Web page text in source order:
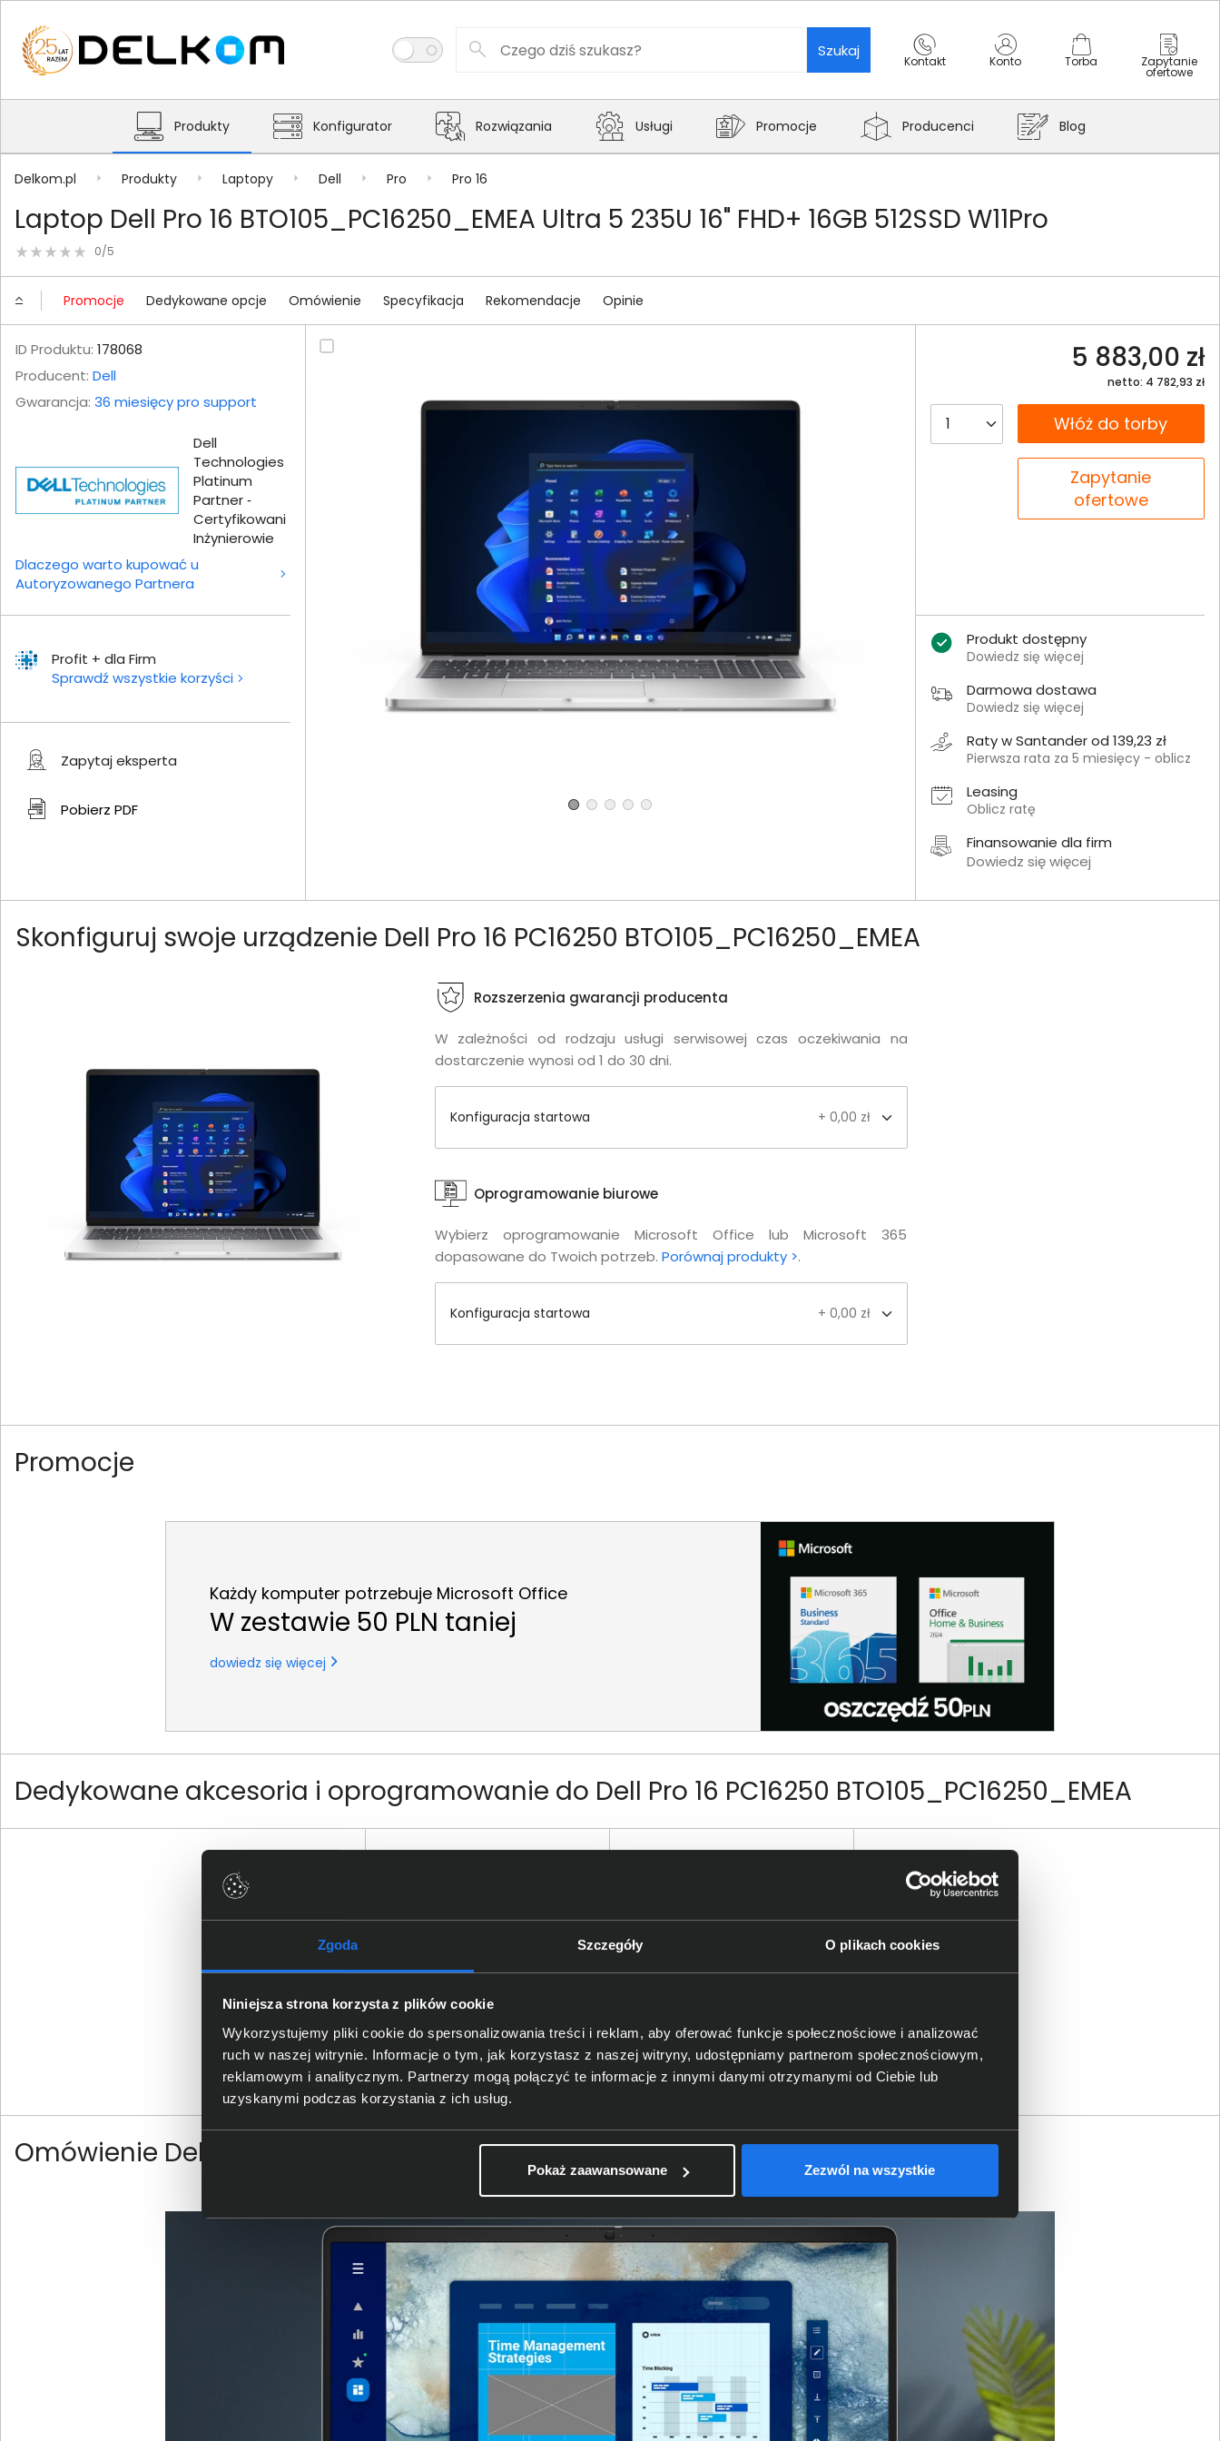
Zgoda Szczegóły O plikach cookies
Niniejsza strona korzysta z plików cookie
Wykorzystujemy pliki cookie do spersonalizowania treści i reklam, aby oferować funkcje społecznościowe i analizować
ruch w naszej witrynie. Informacje o tym, jak korzystasz z naszej witryny, udostępniamy partnerom społecznościowym,
reklamowym i analitycznym. Partnerzy mogą połączyć te informacje z innymi danymi otrzymanymi od Ciebie lub
uzyskanymi podczas korzystania z ich usług.
Pokaż zaawansowane Zezwól na wszystkie
Szukaj
Kontakt Konto Torba Zapytanie
ofertowe
Produkty Konfigurator Rozwiązania Usługi Promocje Producenci Blog
Delkom.pl Produkty Laptopy Dell Pro Pro 16
Laptop Dell Pro 16 BTO105_PC16250_EMEA Ultra 5 235U 16" FHD+ 16GB 512SSD W11Pro
0/5
Promocje Dedykowane opcje Omówienie Specyfikacja Rekomendacje Opinie
ID Produktu: 178068
Producent: Dell
Gwarancja: 36 miesięcy pro support
Dell
Technologies
Platinum
Partner ‑
Certyfikowani
Inżynierowie
Dlaczego warto kupować u
Autoryzowanego Partnera
Profit + dla Firm
Sprawdź wszystkie korzyści
Zapytaj eksperta
Pobierz PDF
5 883,00 zł
netto: 4 782,93 zł
__B2C.PRODUCT.QUANTITY
__B2C.PRODUCT.QUANTITY
Włóż do torby
Zapytanie
ofertowe
Produkt dostępny
Dowiedz się więcej
Darmowa dostawa
Dowiedz się więcej
Raty w Santander od 139,23 zł
Pierwsza rata za 5 miesięcy - oblicz
Leasing
Oblicz ratę
Finansowanie dla firm
Dowiedz się więcej
Skonfiguruj swoje urządzenie Dell Pro 16 PC16250 BTO105_PC16250_EMEA
Rozszerzenia gwarancji producenta
W zależności od rodzaju usługi serwisowej czas oczekiwania na
dostarczenie wynosi od 1 do 30 dni.
Konfiguracja startowa + 0,00 zł
Oprogramowanie biurowe
Wybierz oprogramowanie Microsoft Office lub Microsoft 365
dopasowane do Twoich potrzeb. Porównaj produkty >.
Konfiguracja startowa + 0,00 zł
Promocje
Każdy komputer potrzebuje Microsoft Office
W zestawie 50 PLN taniej
dowiedz się więcej
Dedykowane akcesoria i oprogramowanie do Dell Pro 16 PC16250 BTO105_PC16250_EMEA
WD25Z 210-BTJB
839,00 zł
netto: 682,11 zł
OPT015/0000
55,00 zł
Omówienie Dell Pro 16 PC16250 BTO105_PC16250_EMEA